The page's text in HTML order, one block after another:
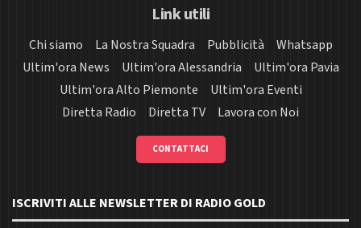
Link utili
Chi siamo La Nostra Squadra Pubblicità
Whatsapp
Ultim'ora News
Ultim'ora Alessandria
Ultim'ora Pavia
Ultim'ora Alto Piemonte
Ultim'ora Eventi
Diretta Radio
Diretta TV Lavora con Noi
CONTATTACI
ISCRIVITI ALLE NEWSLETTER DI RADIO GOLD